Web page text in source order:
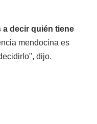
a decir quién tiene
mendocina es
dijo.